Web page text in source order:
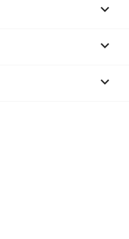


keyboard_arrow_down